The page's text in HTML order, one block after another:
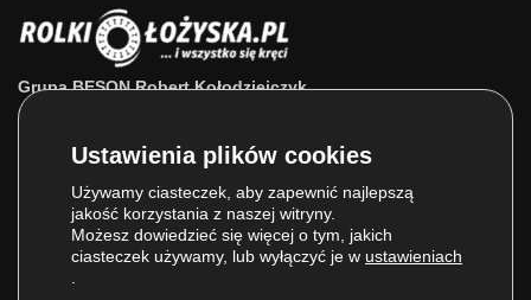
Grupa BESON Robert Kołodziejczyk
ul. Powstańców Wlkp. 63a
E-mail:sklep@rolkilozyska.pl
Używamy ciasteczek, aby zapewnić najlepszą
jakość korzystania z naszej witryny.
Możesz dowiedzieć się więcej o tym, jakich
ciasteczek używamy, lub wyłączyć je w ustawieniach